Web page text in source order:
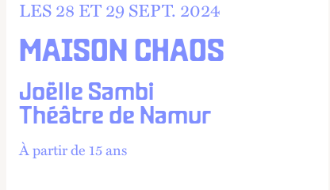
MAISON CHAOS
Joëlle Sambi
Théâtre de Namur
LES 28 ET29 SEPT. 2024
À partir de 15 ans